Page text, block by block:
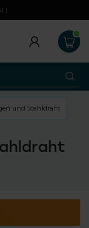
und Stahldraht